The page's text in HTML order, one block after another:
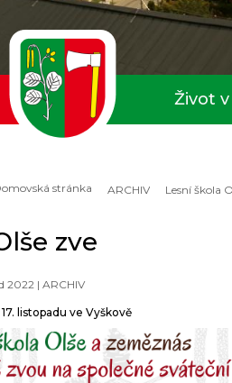
stránka ARCHIV Lesní škola
zve
2022 | ARCHIV
listopadu ve Vyškově
Život